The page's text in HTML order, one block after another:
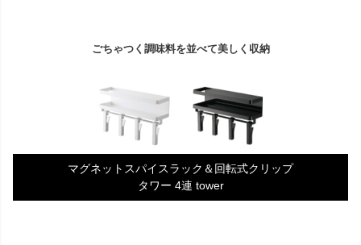
ごちゃつく調味料を並べて美しく収納
マグネットスパイスラック＆回転式クリップ
タワー 4連 tower